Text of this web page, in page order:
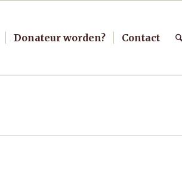
Donateur worden? Contact